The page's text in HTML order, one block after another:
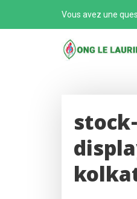
Vous avez une